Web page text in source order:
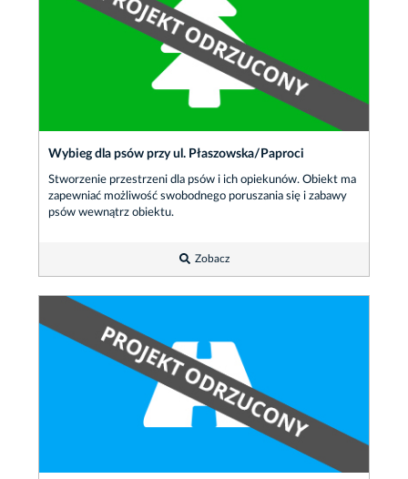
Wybieg dla psów przy ul. Płaszowska/Paproci
Stworzenie przestrzeni dla psów i ich opiekunów. Obiekt ma
zapewniać możliwość swobodnego poruszania się i zabawy
psów wewnątrz obiektu.
Zobacz